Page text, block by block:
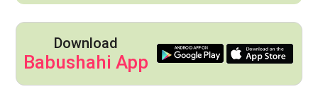
Download
Babushahi App